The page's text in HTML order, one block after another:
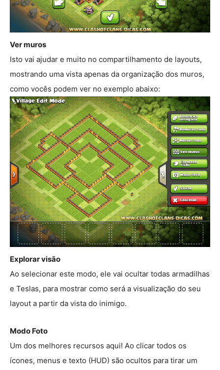
Ver muros
Isto vai ajudar e muito no compartilhamento de layouts,
mostrando uma vista apenas da organização dos muros,
como vocês podem ver no exemplo abaixo:
Explorar visão
Ao selecionar este modo, ele vai ocultar todas armadilhas
e Teslas, para mostrar como será a visualização do seu
layout a partir da vista do inimigo.
Modo Foto
Um dos melhores recursos aqui! Ao clicar todos os
ícones, menus e texto (HUD) são ocultos para tirar um